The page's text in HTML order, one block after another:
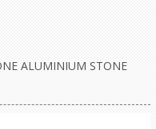
ALUMINIUM STONE